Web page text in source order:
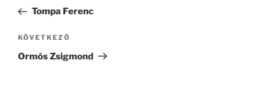
bejegyzés
Tompa Ferenc
Következő
bejegyzés
KÖVETKEZŐ
Ormós Zsigmond